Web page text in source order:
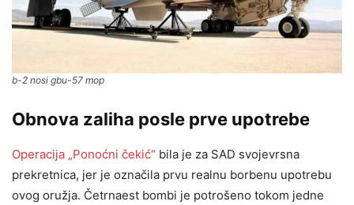
b-2 nosi gbu-57 mop
Obnova zaliha posle prve upotrebe
Operacija „Ponoćni čekić“ bila je za SAD svojevrsna
prekretnica, jer je označila prvu realnu borbenu upotrebu
ovog oružja. Četrnaest bombi je potrošeno tokom jedne